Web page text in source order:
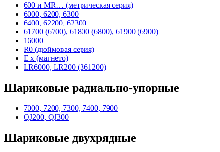
600 и MR… (метрическая серия)
6000, 6200, 6300
6400, 62200, 62300
61700 (6700), 61800 (6800), 61900 (6900)
16000
R0 (дюймовая серия)
E x (магнето)
LR6000, LR200 (361200)
Шариковые радиально-упорные
7000, 7200, 7300, 7400, 7900
QJ200, QJ300
Шариковые двухрядные